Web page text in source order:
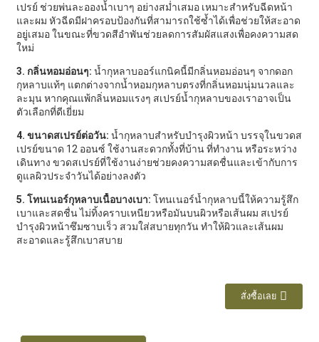
เปรย์ ช่วยพ่นละอองน้ำเบาๆ อย่างสม่ำเสมอ เหมาะสำหรับฉีดหน้า
และผม หัวฉีดมีฝาครอบป้องกันที่สามารถใช้ซ้ำได้เพื่อช่วยให้สะอาด
อยู่เสมอ ในขณะที่ขวดสีอำพันช่วยลดการสัมผัสแสงเพื่อคงความสด
ใหม่
3. กลิ่นหอมอ่อนๆ: น้ำกุหลาบออร์แกนิคนี้มีกลิ่นหอมอ่อนๆ จากดอก
กุหลาบแท้ๆ แตกต่างจากน้ำหอมกุหลาบตรงที่กลิ่นหอมนุ่มนวลและ
ละมุน หากคุณแพ้กลิ่นหอมแรงๆ สเปรย์น้ำกุหลาบของเราอาจเป็น
ตัวเลือกที่ดีเยี่ยม
4. ขนาดสเปรย์ต่อวัน: น้ำกุหลาบสำหรับบำรุงผิวหน้า บรรจุในขวดส
เปรย์ขนาด 12 ออนซ์ ใช้งานสะดวกทั้งที่บ้าน ที่ทำงาน หรือระหว่าง
เดินทาง ขวดสเปรย์ที่ใช้งานง่ายช่วยคงความสดชื่นและเข้ากับการ
ดูแลผิวประจำวันได้อย่างลงตัว
5. โทนเนอร์กุหลาบเนื้อบางเบา: โทนเนอร์น้ำกุหลาบนี้ให้ความรู้สึก
เบาและสดชื่น ไม่ทิ้งคราบเหนียวหรือมันบนผิวหรือเส้นผม สเปรย์
บำรุงผิวหน้าซึมซาบเร็ว สวมใส่สบายทุกวัน ทำให้ผิวและเส้นผม
สะอาดและรู้สึกเบาสบาย
สั่งซื้อเลย